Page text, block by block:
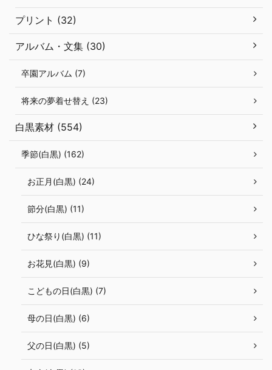
プリント (32)
アルバム・文集 (30)
卒園アルバム (7)
将来の夢着せ替え (23)
白黒素材 (554)
季節(白黒) (162)
お正月(白黒) (24)
節分(白黒) (11)
ひな祭り(白黒) (11)
お花見(白黒) (9)
こどもの日(白黒) (7)
母の日(白黒) (6)
父の日(白黒) (5)